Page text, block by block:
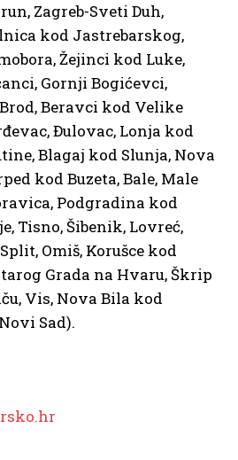
Zagreb-Sveti Duh,
kod Jastrebarskog,
Žejinci kod Luke,
Gornji Bogićevci,
Beravci kod Velike
Đulovac, Lonja kod
Blagaj kod Slunja, Nova
kod Buzeta, Bale, Male
Podgradina kod
Tisno, Šibenik, Lovreć,
Omiš, Korušce kod
Grada na Hvaru, Škrip
Vis, Nova Bila kod
Sad).